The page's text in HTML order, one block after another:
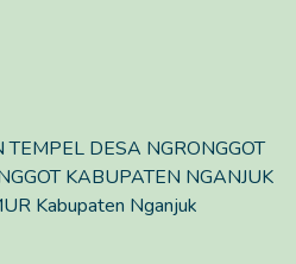
DESA NGRONGGOT
KABUPATEN NGANJUK
Kabupaten Nganjuk